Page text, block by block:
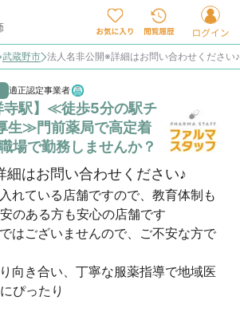
武蔵野市 法人名非公開※詳細はお問い合わせください
適正認定事業者
寺駅】≪徒歩5分の駅チ
生≫門前薬局で高定着
場で勤務しませんか？
細はお問い合わせください♪
れている店舗ですので、教育体制も
のある方も安心の店舗です
はございませんので、ご不安な方で
向き合い、丁寧な服薬指導で地域医
ぴったり